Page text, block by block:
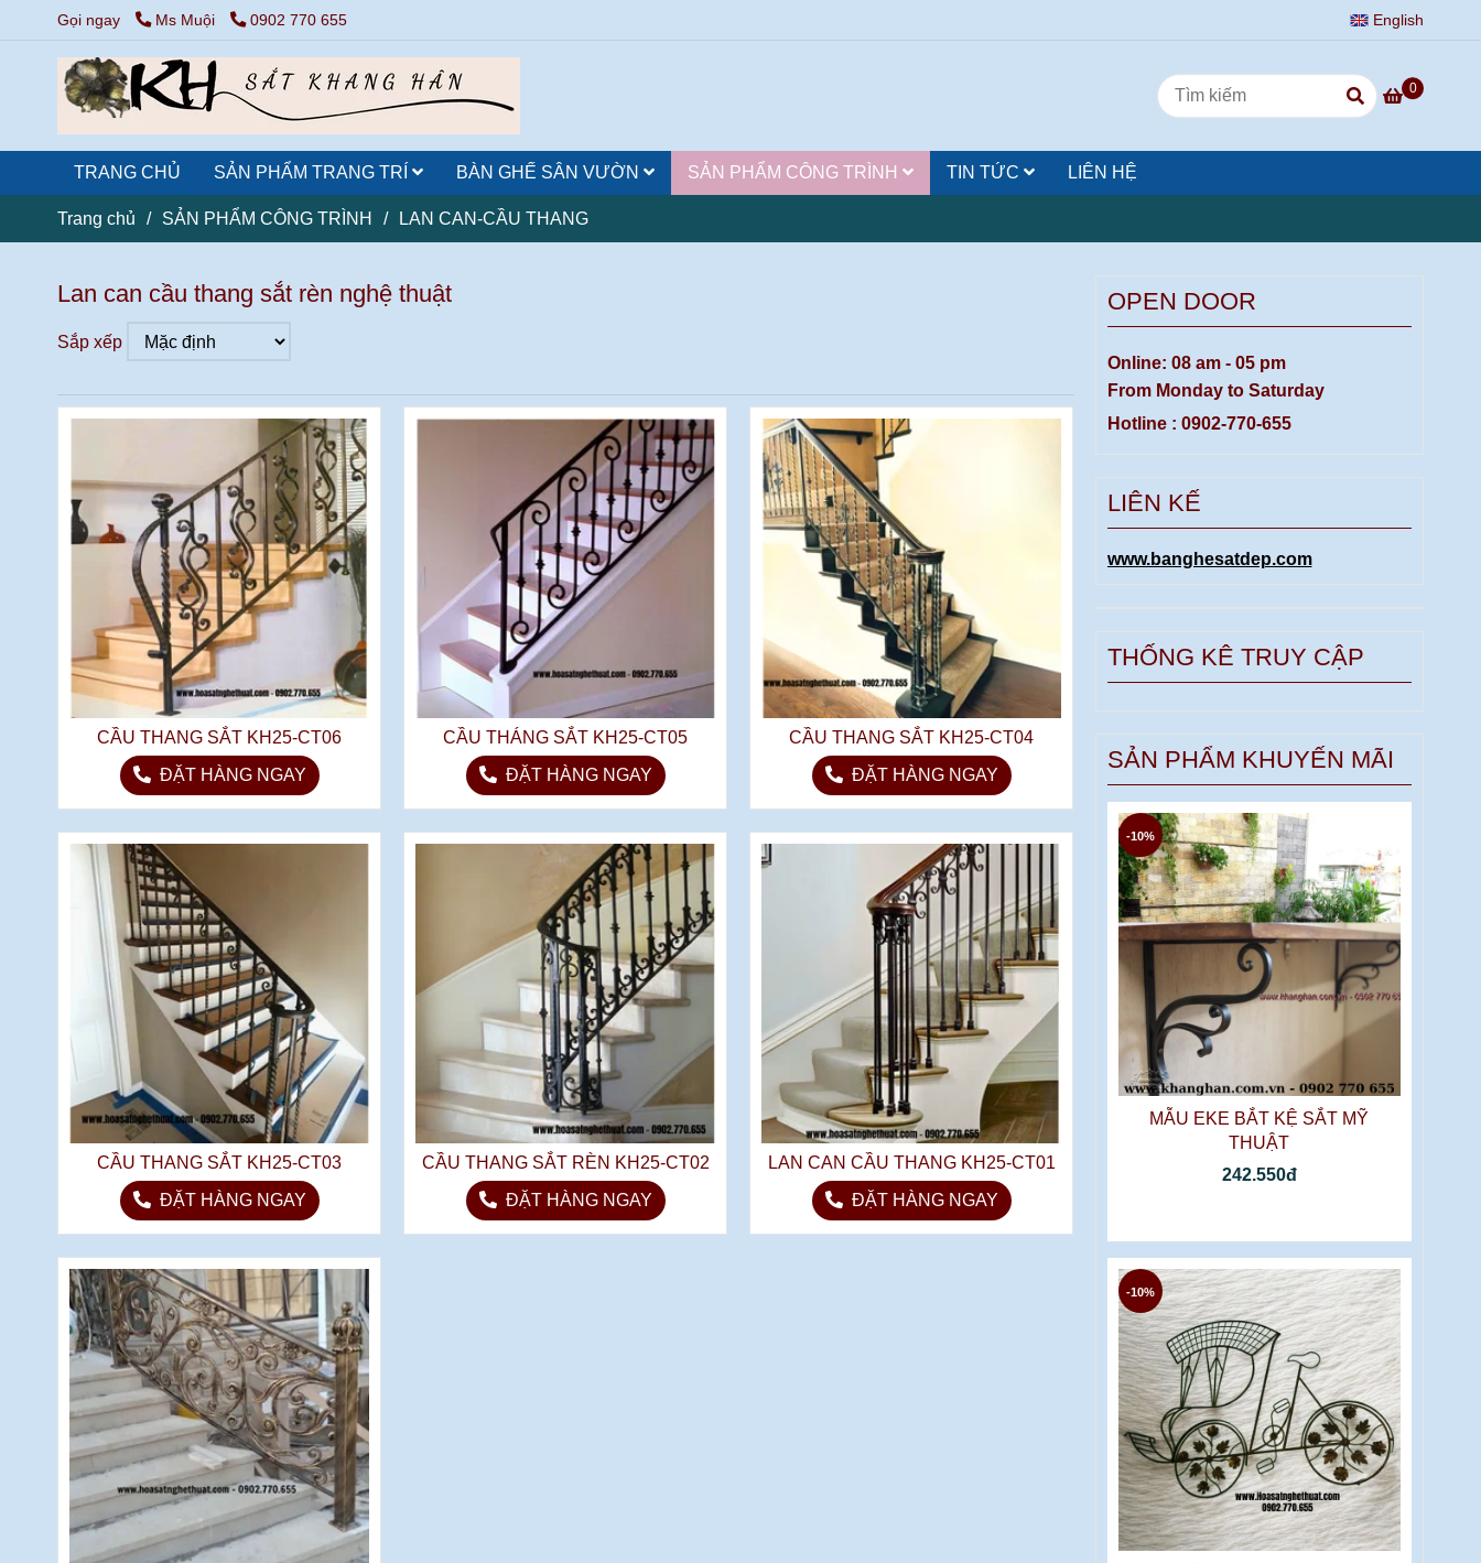
Gọi ngay Ms Muội 0902 770 655 English
0
TRANG CHỦ SẢN PHẨM TRANG TRÍ BÀN GHẾ SÂN VƯỜN SẢN PHẨM CÔNG TRÌNH TIN TỨC LIÊN HỆ
Trang chủ / SẢN PHẨM CÔNG TRÌNH / LAN CAN-CẦU THANG
Lan can cầu thang sắt rèn nghệ thuật
Sắp xếp
CẦU THANG SẮT KH25-CT06
ĐẶT HÀNG NGAY
CẦU THÁNG SẮT KH25-CT05
ĐẶT HÀNG NGAY
CẦU THANG SẮT KH25-CT04
ĐẶT HÀNG NGAY
CẦU THANG SẮT KH25-CT03
ĐẶT HÀNG NGAY
CẦU THANG SẮT RÈN KH25-CT02
ĐẶT HÀNG NGAY
LAN CAN CẦU THANG KH25-CT01
ĐẶT HÀNG NGAY
OPEN DOOR
Online: 08 am - 05 pm
From Monday to Saturday
Hotline : 0902-770-655
LIÊN KẾ
www.banghesatdep.com
THỐNG KÊ TRUY CẬP
SẢN PHẨM KHUYẾN MÃI
MẪU EKE BẮT KỆ SẮT MỸ
THUẬT
242.550đ
-10%
-10%